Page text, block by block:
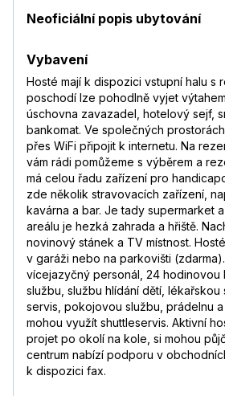
Neoficiální popis ubytování
Vybavení
Hosté mají k dispozici vstupní halu s
poschodí lze pohodlně vyjet
úschovna zavazadel, hotelový sejf,
bankomat. Ve společných
přes WiFi připojit k internetu. Na
vám rádi pomůžeme s výběrem a
má celou řadu zařízení pro
zde několik stravovacích zařízení,
kavárna a bar. Je tady supermarket
areálu je hezká zahrada a hřiště.
novinový stánek a TV místnost.
v garáži nebo na parkovišti
vícejazyčný personál, 24 hodinovou
službu, službu hlídání dětí, lékařskou
servis, pokojovou službu, prádelnu
mohou využít shuttleservis. Aktivní
projet po okolí na kole, si mohou
centrum nabízí podporu v
k dispozici fax.